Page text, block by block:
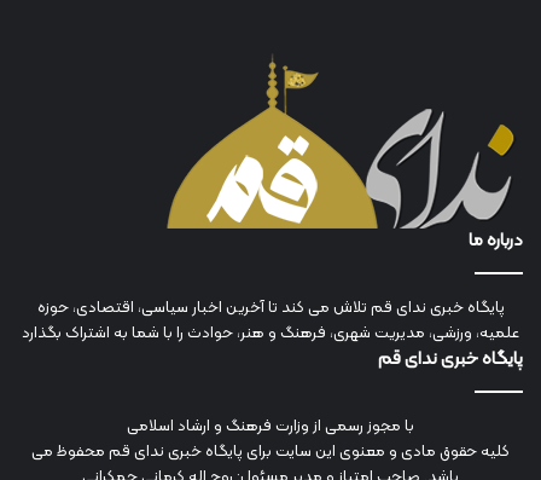
درباره ما
پایگاه خبری ندای قم تلاش می کند تا آخرین اخبار سیاسی، اقتصادی، حوزه
علمیه، ورزشی، مدیریت شهری، فرهنگ و هنر، حوادث را با شما به اشتراک بگذارد
پایگاه خبری ندای قم
با مجوز رسمی از وزارت فرهنگ و ارشاد اسلامی
کلیه حقوق مادی و معنوی این سایت برای پایگاه خبری ندای قم محفوظ می